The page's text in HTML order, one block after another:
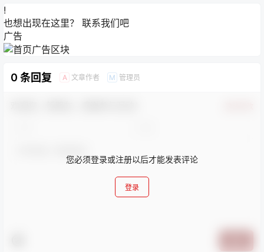
!
也想出现在这里？ 联系我们吧
广告
0 条回复 A 文章作者 M 管理员
您必须登录或注册以后才能发表评论
登录